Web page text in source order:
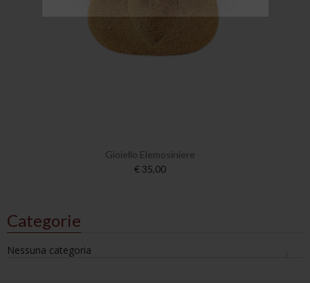
Gioiello Elemosiniere
€ 35,00
Categorie
Nessuna categoria